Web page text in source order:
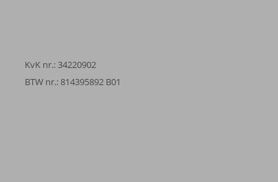
KvK nr.: 34220902
BTW nr.: 814395892 B01